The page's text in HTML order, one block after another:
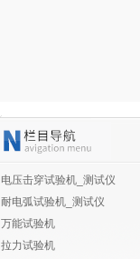
电压击穿试验机_测试仪
耐电弧试验机_测试仪
万能试验机
拉力试验机